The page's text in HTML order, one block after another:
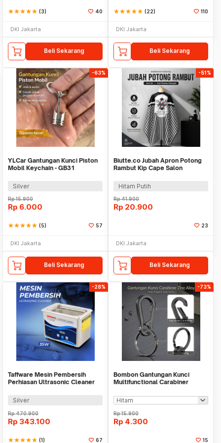
starstarstarstarstar (3) 40
DKI Jakarta
Beli Sekarang
starstarstarstarstar (22) 110
DKI Jakarta
Beli Sekarang
-63%
YLCar Gantungan Kunci Piston
Mobil Keychain - GB31
Silver
Rp15.900
Rp 6.000
starstarstarstarstar (5) 57
DKI Jakarta
Beli Sekarang
-51%
Biutte.co Jubah Apron Potong
Rambut Kip Cape Salon
Hitam Putih
Rp41.900
Rp 20.900
23
DKI Jakarta
Beli Sekarang
-28%
Taffware Mesin Pembersih
Perhiasan Ultrasonic Cleaner
Silver
Rp470.900
Rp 343.100
starstarstarstarstar (1) 67
-73%
Bombon Gantungan Kunci
Multifunctional Carabiner
Rp15.900
Rp 4.300
15